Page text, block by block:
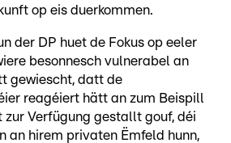
op eis duerkommen.
der DP huet de Fokus op eeler
besonnesch vulnerabel an
gewiescht, datt de
reagéiert hätt an zum Beispill
zur Verfügung gestallt gouf, déi
an hirem privaten Ëmfeld hunn,